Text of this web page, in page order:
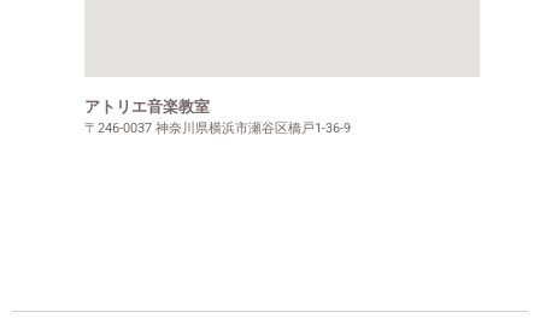
アトリエ音楽教室
〒246-0037 神奈川県横浜市瀬谷区橋戸1-36-9